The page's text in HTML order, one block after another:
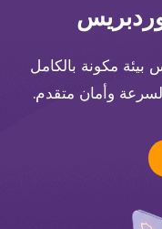
بيئة مكونة بالكامل
وأمان متقدم.